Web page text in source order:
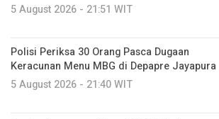
5 August 2026 - 21:51 WIT
Polisi Periksa 30 Orang Pasca Dugaan
Keracunan Menu MBG di Depapre Jayapura
5 August 2026 - 21:40 WIT